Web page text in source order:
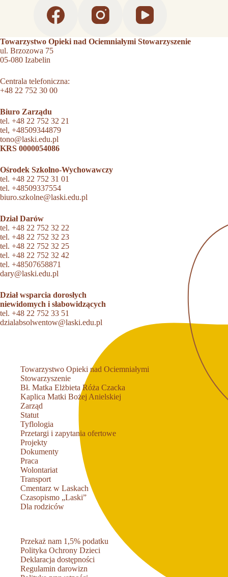
Towarzystwo Opieki nad Ociemniałymi Stowarzyszenie
ul. Brzozowa 75
05-080 Izabelin
Centrala telefoniczna:
+48 22 752 30 00
Biuro Zarządu
tel. +48 22 752 32 21
tel, +48509344879
tono@laski.edu.pl
KRS 0000054086
Ośrodek Szkolno-Wychowawczy
tel. +48 22 752 31 01
tel. +48509337554
biuro.szkolne@laski.edu.pl
Dział Darów
tel. +48 22 752 32 22
tel. +48 22 752 32 23
tel. +48 22 752 32 25
tel. +48 22 752 32 42
tel. +48507658871
dary@laski.edu.pl
Dział wsparcia dorosłych
niewidomych i słabowidzących
tel. +48 22 752 33 51
dzialabsolwentow@laski.edu.pl
Towarzystwo Opieki nad Ociemniałymi
Stowarzyszenie
Bł. Matka Elżbieta Róża Czacka
Kaplica Matki Bożej Anielskiej
Zarząd
Statut
Tyflologia
Przetargi i zapytania ofertowe
Projekty
Dokumenty
Praca
Wolontariat
Transport
Cmentarz w Laskach
Czasopismo „Laski”
Dla rodziców
Przekaż nam 1,5% podatku
Polityka Ochrony Dzieci
Deklaracja dostępności
Regulamin darowizn